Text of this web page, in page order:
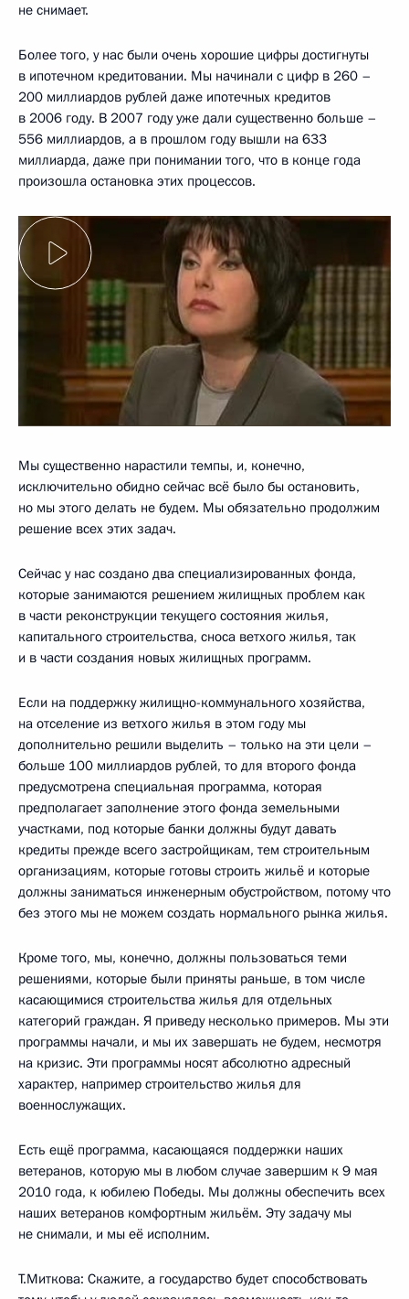
не снимает.
Более того, у нас были очень хорошие цифры достигнуты
в ипотечном кредитовании. Мы начинали с цифр в 260 –
200 миллиардов рублей даже ипотечных кредитов
в 2006 году. В 2007 году уже дали существенно больше –
556 миллиардов, а в прошлом году вышли на 633
миллиарда, даже при понимании того, что в конце года
произошла остановка этих процессов.
Мы существенно нарастили темпы, и, конечно,
исключительно обидно сейчас всё было бы остановить,
но мы этого делать не будем. Мы обязательно продолжим
решение всех этих задач.
Сейчас у нас создано два специализированных фонда,
которые занимаются решением жилищных проблем как
в части реконструкции текущего состояния жилья,
капитального строительства, сноса ветхого жилья, так
и в части создания новых жилищных программ.
Если на поддержку жилищно-коммунального хозяйства,
на отселение из ветхого жилья в этом году мы
дополнительно решили выделить – только на эти цели –
больше 100 миллиардов рублей, то для второго фонда
предусмотрена специальная программа, которая
предполагает заполнение этого фонда земельными
участками, под которые банки должны будут давать
кредиты прежде всего застройщикам, тем строительным
организациям, которые готовы строить жильё и которые
должны заниматься инженерным обустройством, потому что
без этого мы не можем создать нормального рынка жилья.
Кроме того, мы, конечно, должны пользоваться теми
решениями, которые были приняты раньше, в том числе
касающимися строительства жилья для отдельных
категорий граждан. Я приведу несколько примеров. Мы эти
программы начали, и мы их завершать не будем, несмотря
на кризис. Эти программы носят абсолютно адресный
характер, например строительство жилья для
военнослужащих.
Есть ещё программа, касающаяся поддержки наших
ветеранов, которую мы в любом случае завершим к 9 мая
2010 года, к юбилею Победы. Мы должны обеспечить всех
наших ветеранов комфортным жильём. Эту задачу мы
не снимали, и мы её исполним.
Т.Миткова: Скажите, а государство будет способствовать